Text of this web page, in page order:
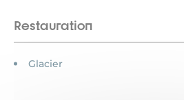
Restauration
Glacier